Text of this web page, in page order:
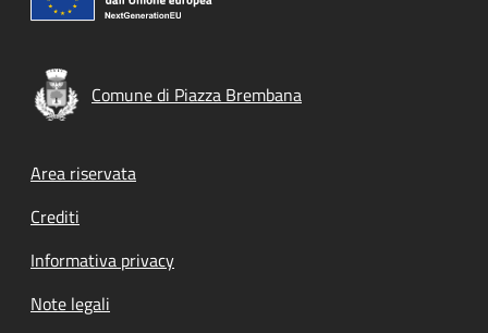
Comune di Piazza Brembana
Footer menu
Area riservata
Crediti
Informativa privacy
Note legali